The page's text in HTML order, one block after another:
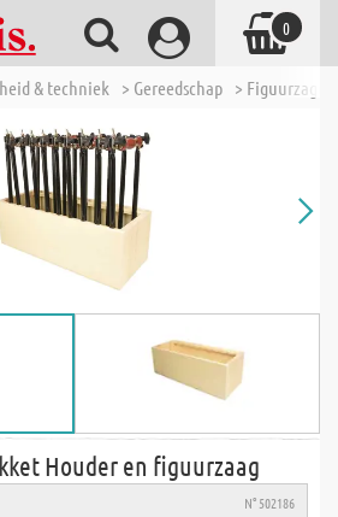
& techniek > Gereedschap >
Houder en figuurzaag
N° 502186
0